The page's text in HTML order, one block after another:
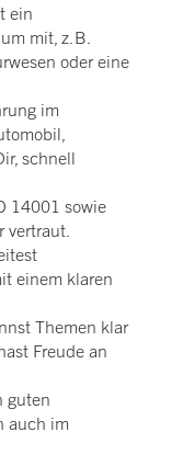
ein
mit, z. B.
oder eine
im
schnell
14001 sowie
vertraut.
einem klaren
Themen klar
Freude an
guten
auch im